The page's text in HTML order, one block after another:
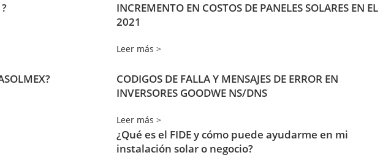
INCREMENTO EN COSTOS DE PANELES SOLARES EN EL
2021
Leer más >
CODIGOS DE FALLA Y MENSAJES DE ERROR EN
INVERSORES GOODWE NS/DNS
Leer más >
¿Qué es el FIDE y cómo puede ayudarme en mi
instalación solar o negocio?